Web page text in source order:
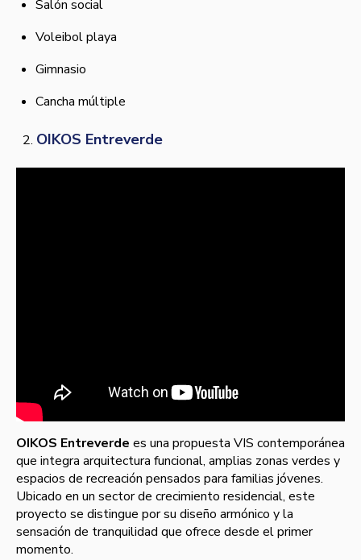
Salón social
Voleibol playa
Gimnasio
Cancha múltiple
OIKOS Entreverde
OIKOS Entreverde es una propuesta VIS contemporánea
que integra arquitectura funcional, amplias zonas verdes y
espacios de recreación pensados para familias jóvenes.
Ubicado en un sector de crecimiento residencial, este
proyecto se distingue por su diseño armónico y la
sensación de tranquilidad que ofrece desde el primer
momento.